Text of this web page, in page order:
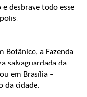
desbrave todo esse
Botânico, a Fazenda
salvaguardada da
em Brasília –
da cidade.